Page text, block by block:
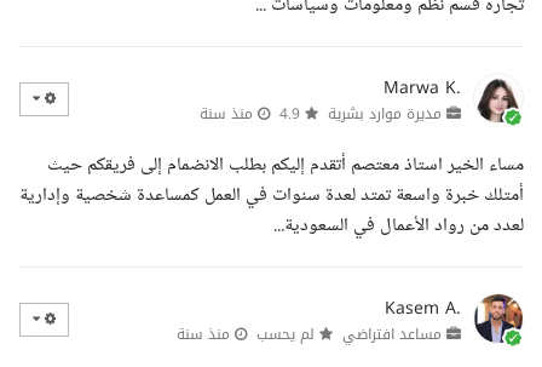
Marwa K.
مديرة موارد بشرية منذ سنة
مساء الخير استاذ معتصم أتقدم إليكم بطلب الانضمام إلى فريقكم حيث
أمتلك خبرة واسعة تمتد لعدة سنوات في العمل كمساعدة شخصية وإدارية
لعدد من رواد الأعمال في السعودية...
Kasem A.
مساعد افتراضي لم يحسب منذ سنة